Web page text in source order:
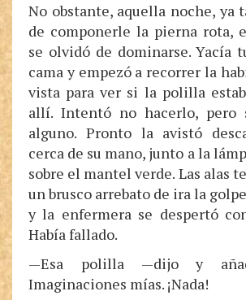
No obstante, aquella noche, ya
de componerle la pierna rota,
se olvidó de dominarse. Yacía
cama y empezó a recorrer la
vista para ver si la polilla
allí. Intentó no hacerlo, pero
alguno. Pronto la avistó
cerca de su mano, junto a la
sobre el mantel verde. Las alas
un brusco arrebato de ira la
y la enfermera se despertó
Había fallado.
—Esa polilla —dijo y
Imaginaciones mías. ¡Nada!